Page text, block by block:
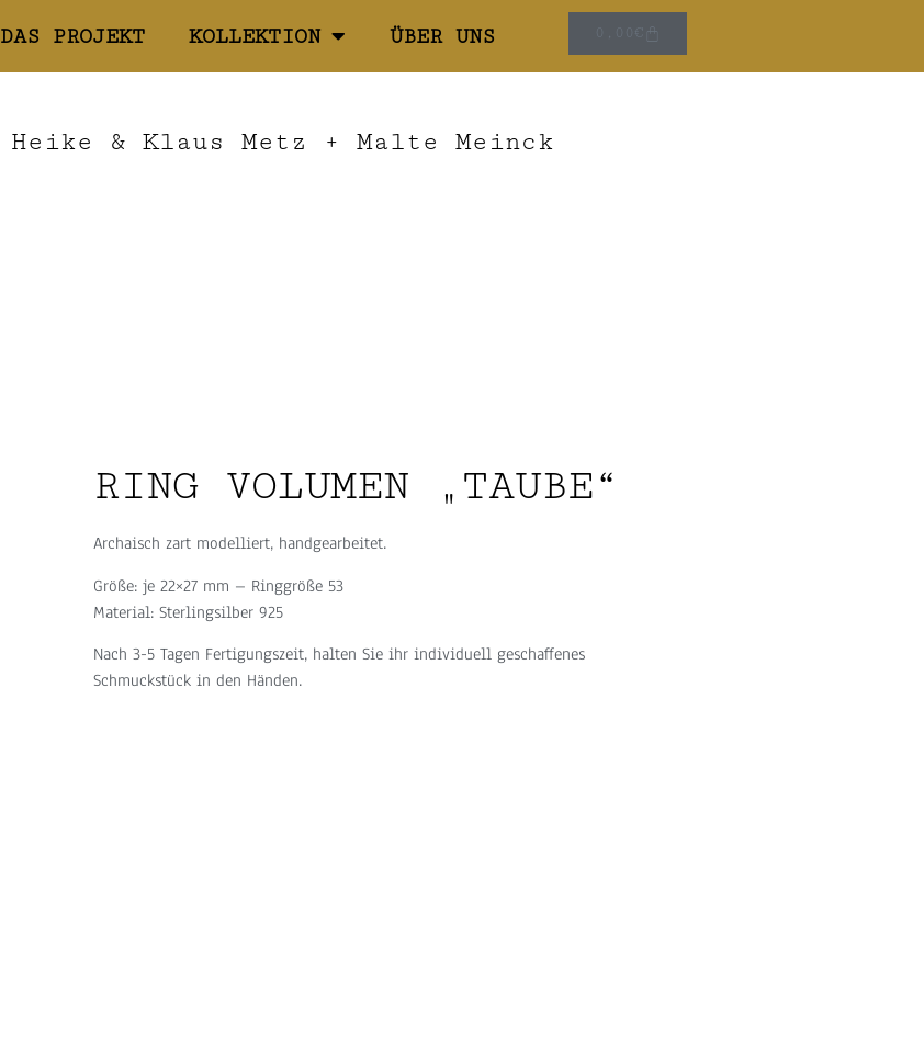
DAS PROJEKT KOLLEKTION ÜBER UNS 0,00 €
Heike & Klaus Metz + Malte Meinck
RING VOLUMEN „TAUBE“
Archaisch zart modelliert, handgearbeitet.
Größe: je 22×27 mm – Ringgröße 53
Material: Sterlingsilber 925
Nach 3-5 Tagen Fertigungszeit, halten Sie ihr individuell geschaffenes
Schmuckstück in den Händen.